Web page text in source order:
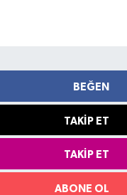
BEĞEN
TAKIP ET
TAKIP ET
ABONE OL